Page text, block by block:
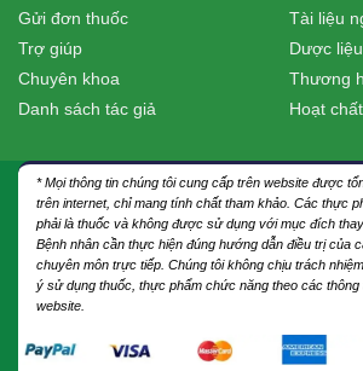
Gửi đơn thuốc
Trợ giúp
Chuyên khoa
Danh sách tác giả
Tài liệu
Dược liệu
Thương
Hoạt chất
* Mọi thông tin chúng tôi cung cấp trên website được
trên internet, chỉ mang tính chất tham khảo. Các thực
phải là thuốc và không được sử dụng với mục đích
Bệnh nhân cần thực hiện đúng hướng dẫn điều trị của
chuyên môn trực tiếp. Chúng tôi không chịu trách
ý sử dụng thuốc, thực phẩm chức năng theo các
website.